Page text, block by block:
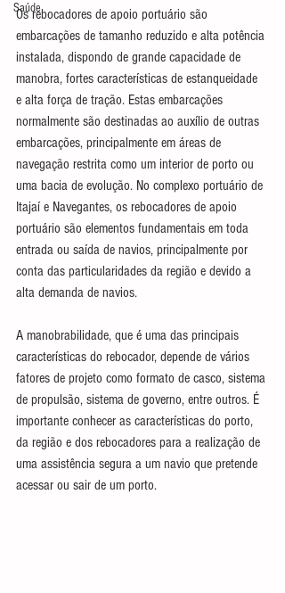
Saúde
Os rebocadores de apoio portuário são
embarcações de tamanho reduzido e alta potência
instalada, dispondo de grande capacidade de
manobra, fortes características de estanqueidade
e alta força de tração. Estas embarcações
normalmente são destinadas ao auxílio de outras
embarcações, principalmente em áreas de
navegação restrita como um interior de porto ou
uma bacia de evolução. No complexo portuário de
Itajaí e Navegantes, os rebocadores de apoio
portuário são elementos fundamentais em toda
entrada ou saída de navios, principalmente por
conta das particularidades da região e devido a
alta demanda de navios.
A manobrabilidade, que é uma das principais
características do rebocador, depende de vários
fatores de projeto como formato de casco, sistema
de propulsão, sistema de governo, entre outros. É
importante conhecer as características do porto,
da região e dos rebocadores para a realização de
uma assistência segura a um navio que pretende
acessar ou sair de um porto.